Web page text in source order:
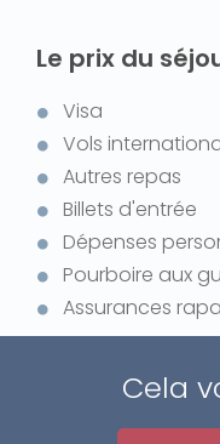
Le prix du
Visa
Vols
Autres repas
Billets d'entrée
Dépenses
Pourboire aux
Assurances
Cela